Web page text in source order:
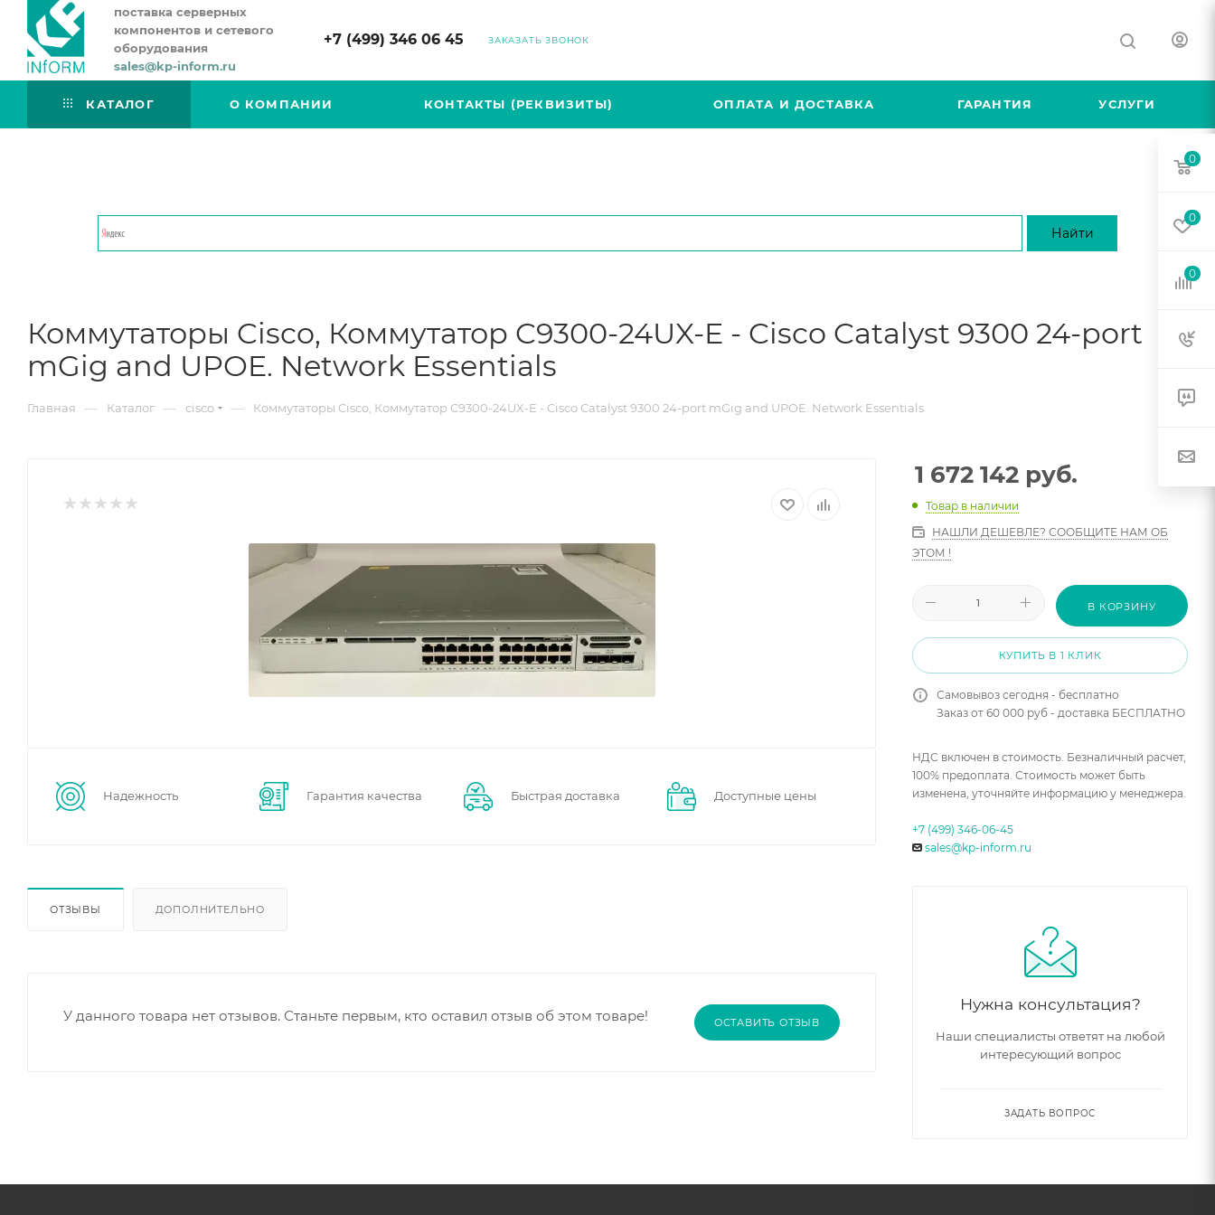
поставка серверных
компонентов и сетевого
оборудования
sales@kp-inform.ru
+7 (499) 346 06 45 ЗАКАЗАТЬ ЗВОНОК
КАТАЛОГ О КОМПАНИИ КОНТАКТЫ (РЕКВИЗИТЫ) ОПЛАТА И ДОСТАВКА ГАРАНТИЯ УСЛУГИ
Коммутаторы Cisco, Коммутатор C9300-24UX-E - Cisco Catalyst 9300 24-port
mGig and UPOE. Network Essentials
Главная — Каталог — cisco — Коммутаторы Cisco, Коммутатор C9300-24UX-E - Cisco Catalyst 9300 24-port mGig and UPOE. Network Essentials
Надежность Гарантия качества Быстрая доставка Доступные цены
ОТЗЫВЫ ДОПОЛНИТЕЛЬНО
ОСТАВИТЬ ОТЗЫВ
У данного товара нет отзывов. Станьте первым, кто оставил отзыв об этом товаре!
1 672 142 руб.
Товар в наличии
НАШЛИ ДЕШЕВЛЕ? СООБЩИТЕ НАМ ОБ
ЭТОМ !
В КОРЗИНУ
КУПИТЬ В 1 КЛИК
Самовывоз сегодня - бесплатно
Заказ от 60 000 руб - доставка БЕСПЛАТНО
НДС включен в стоимость. Безналичный расчет,
100% предоплата. Стоимость может быть
изменена, уточняйте информацию у менеджера.
+7 (499) 346-06-45
sales@kp-inform.ru
Нужна консультация?
Наши специалисты ответят на любой
интересующий вопрос
ЗАДАТЬ ВОПРОС
0
0
0